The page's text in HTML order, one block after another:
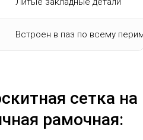
Встроен в паз по всему
сетка на
рамочная: